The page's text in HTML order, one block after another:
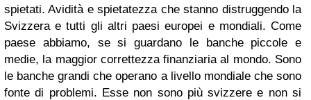
spietati. Avidità e spietatezza che stanno distruggendo la
Svizzera e tutti gli altri paesi europei e mondiali. Come
paese abbiamo, se si guardano le banche piccole e
medie, la maggior correttezza finanziaria al mondo. Sono
le banche grandi che operano a livello mondiale che sono
fonte di problemi. Esse non sono più svizzere e non si